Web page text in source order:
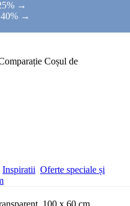
→
40% →
Coșul de
Inspiratii Oferte speciale și